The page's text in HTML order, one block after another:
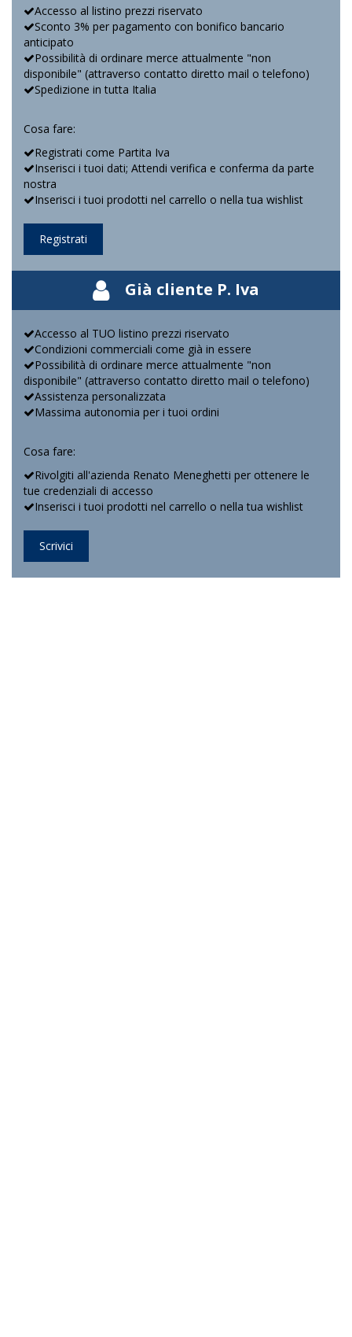
Accesso al listino prezzi riservato
Sconto 3% per pagamento con bonifico bancario
anticipato
Possibilità di ordinare merce attualmente "non
disponibile" (attraverso contatto diretto mail o telefono)
Spedizione in tutta Italia
Cosa fare:
Registrati come Partita Iva
Inserisci i tuoi dati; Attendi verifica e conferma da parte
nostra
Inserisci i tuoi prodotti nel carrello o nella tua wishlist
Registrati
Già cliente P. Iva
Accesso al TUO listino prezzi riservato
Condizioni commerciali come già in essere
Possibilità di ordinare merce attualmente "non
disponibile" (attraverso contatto diretto mail o telefono)
Assistenza personalizzata
Massima autonomia per i tuoi ordini
Cosa fare:
Rivolgiti all'azienda Renato Meneghetti per ottenere le
tue credenziali di accesso
Inserisci i tuoi prodotti nel carrello o nella tua wishlist
Scrivici